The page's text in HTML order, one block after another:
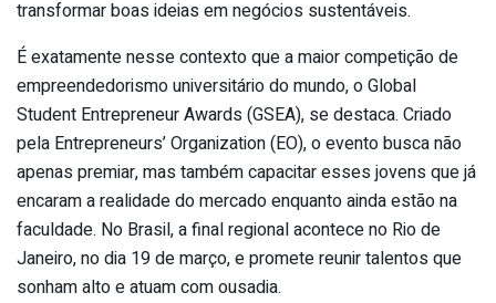
transformar boas ideias em negócios sustentáveis.
É exatamente nesse contexto que a maior competição de
empreendedorismo universitário do mundo, o Global
Student Entrepreneur Awards (GSEA), se destaca. Criado
pela Entrepreneurs’ Organization (EO), o evento busca não
apenas premiar, mas também capacitar esses jovens que já
encaram a realidade do mercado enquanto ainda estão na
faculdade. No Brasil, a final regional acontece no Rio de
Janeiro, no dia 19 de março, e promete reunir talentos que
sonham alto e atuam com ousadia.